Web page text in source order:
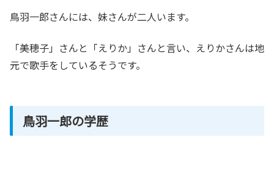
鳥羽一郎さんには、妹さんが二人います。
「美穂子」さんと「えりか」さんと言い、えりかさんは地
元で歌手をしているそうです。
鳥羽一郎の学歴